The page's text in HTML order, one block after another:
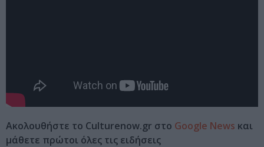
Ακολουθήστε το Culturenow.gr στο Google News και
μάθετε πρώτοι όλες τις ειδήσεις